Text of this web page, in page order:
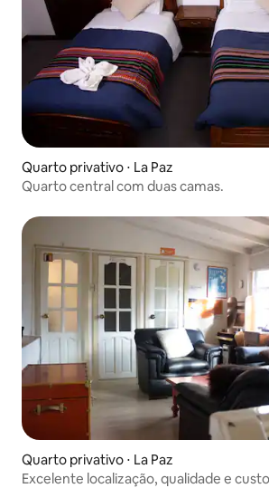
Quarto privativo ⋅ La Paz
Quarto central com duas camas.
Quarto privativo ⋅ La Paz
Excelente localização, qualidade e